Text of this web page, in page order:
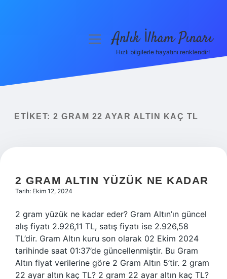
Yasal Uyarı
menüyüAnlık İlham Pınarı
Hızlı bilgilerle hayatını renklendir!
ETIKET: 2 GRAM 22 AYAR ALTIN KAÇ TL
2 GRAM ALTIN YÜZÜK NE KADAR
Tarih: Ekim 12, 2024
2 gram yüzük ne kadar eder? Gram Altın’ın güncel
alış fiyatı 2.926,11 TL, satış fiyatı ise 2.926,58
TL’dir. Gram Altın kuru son olarak 02 Ekim 2024
tarihinde saat 01:37’de güncellenmiştir. Bu Gram
Altın fiyat verilerine göre 2 Gram Altın 5’tir. 2 gram
22 ayar altın kaç TL? 2 gram 22 ayar altın kaç TL?